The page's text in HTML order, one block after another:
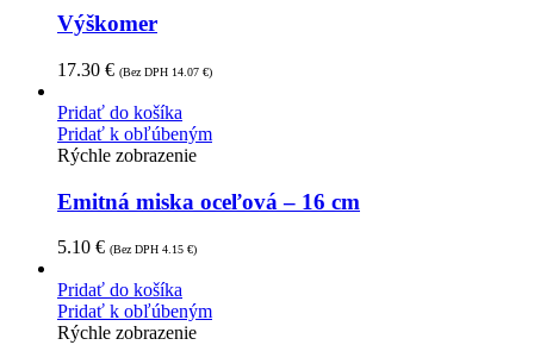
Výškomer
17.30 € (Bez DPH 14.07 €)
Pridať do košíka
Pridať k obľúbeným
Rýchle zobrazenie
Emitná miska oceľová – 16 cm
5.10 € (Bez DPH 4.15 €)
Pridať do košíka
Pridať k obľúbeným
Rýchle zobrazenie